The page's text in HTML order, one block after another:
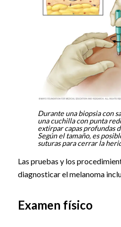
Durante una biopsia con
una cuchilla con punta
extirpar capas profundas
Según el tamaño, es
suturas para cerrar la
Las pruebas y los
diagnosticar el melanoma
Examen físico